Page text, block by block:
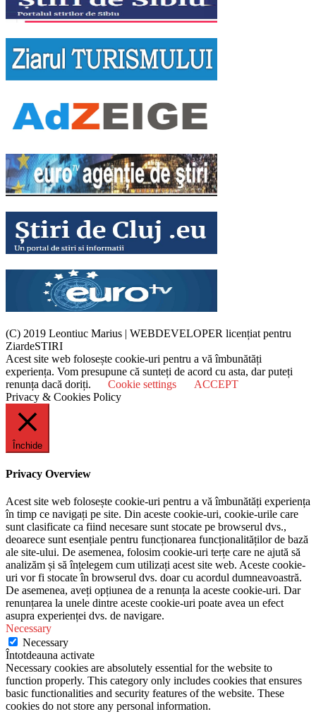
(C) 2019 Leontiuc Marius | WEBDEVELOPER licențiat pentru
ZiardeSTIRI
Acest site web folosește cookie-uri pentru a vă îmbunătăți
experiența. Vom presupune că sunteți de acord cu asta, dar puteți
renunța dacă doriți.
Cookie settings
ACCEPT
Privacy & Cookies Policy
Închide
Privacy Overview
Acest site web folosește cookie-uri pentru a vă îmbunătăți experiența
în timp ce navigați pe site. Din aceste cookie-uri, cookie-urile care
sunt clasificate ca fiind necesare sunt stocate pe browserul dvs.,
deoarece sunt esențiale pentru funcționarea funcționalităților de bază
ale site-ului. De asemenea, folosim cookie-uri terțe care ne ajută să
analizăm și să înțelegem cum utilizați acest site web. Aceste cookie-
uri vor fi stocate în browserul dvs. doar cu acordul dumneavoastră.
De asemenea, aveți opțiunea de a renunța la aceste cookie-uri. Dar
renunțarea la unele dintre aceste cookie-uri poate avea un efect
asupra experienței dvs. de navigare.
Necessary
Necessary
Întotdeauna activate
Necessary cookies are absolutely essential for the website to
function properly. This category only includes cookies that ensures
basic functionalities and security features of the website. These
cookies do not store any personal information.